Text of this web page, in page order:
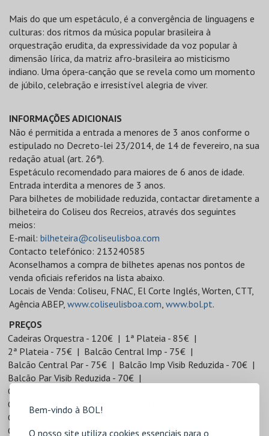
Bem-vindo à BOL!
O nosso site utiliza cookies essenciais para o
Mais do que um espetáculo, é a convergência de linguagens e
culturas: dos ritmos da música popular brasileira à
orquestração erudita, da expressividade da voz popular à
dimensão lírica, da matriz afro-brasileira ao misticismo
indiano. Uma ópera-canção que se revela como um momento
de júbilo, celebração e irresistível alegria de viver.
INFORMAÇÕES ADICIONAIS
Não é permitida a entrada a menores de 3 anos conforme o
estipulado no Decreto-lei 23/2014, de 14 de fevereiro, na sua
redação atual (art. 26ª).
Espetáculo recomendado para maiores de 6 anos de idade.
Entrada interdita a menores de 3 anos.
Para bilhetes de mobilidade reduzida, contactar diretamente a
bilheteira do Coliseu dos Recreios, através dos seguintes
meios:
E-mail: bilheteira@coliseulisboa.com
Contacto telefónico: 213240585
Aconselhamos a compra de bilhetes apenas nos pontos de
venda oficiais referidos na lista abaixo.
Locais de Venda: Coliseu, FNAC, El Corte Inglés, Worten, CTT,
Agência ABEP, www.coliseulisboa.com www.bol.pt.
PREÇOS
Cadeiras Orquestra - 120€
1ª Plateia - 85€
2ª Plateia - 75€
Balcão Central Imp - 75€
Balcão Central Par - 75€
Balcão Imp Visib Reduzida - 70€
Balcão Par Visib Reduzida - 70€
Camarotes 1ª Lado Imp 5 pax - 60€
Camarotes 1ª Frente Imp 6 pax - 80€
Camarotes 1ª Lado Par 5 pax - 60€
Camarotes 1ª Frente Par 6 pax - 80€